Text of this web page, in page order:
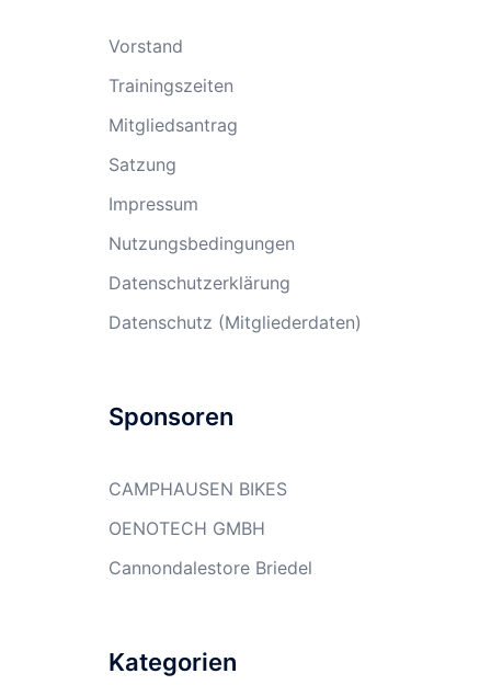
Vorstand
Trainingszeiten
Mitgliedsantrag
Satzung
Impressum
Nutzungsbedingungen
Datenschutzerklärung
Datenschutz (Mitgliederdaten)
Sponsoren
CAMPHAUSEN BIKES
OENOTECH GMBH
Cannondalestore Briedel
Kategorien